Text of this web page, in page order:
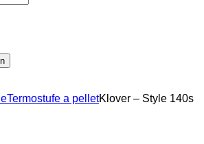
Termostufe a pelletKlover – Style 140s